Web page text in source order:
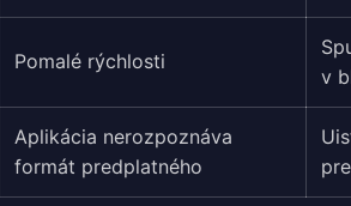
Pomalé rýchlosti
v
Aplikácia nerozpoznáva
formát predplatného